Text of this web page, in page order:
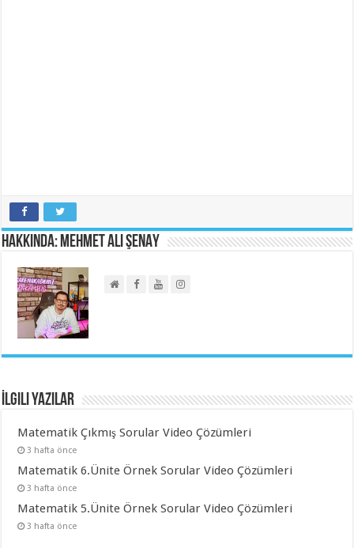
Hakkında: Mehmet Ali ŞENAY
İlgili Yazılar
Matematik Çıkmış Sorular Video Çözümleri
3 hafta önce
Matematik 6.Ünite Örnek Sorular Video Çözümleri
3 hafta önce
Matematik 5.Ünite Örnek Sorular Video Çözümleri
3 hafta önce